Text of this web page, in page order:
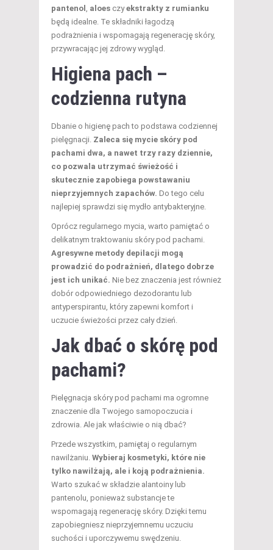
pantenol
aloes czyekstrakty z rumianku
będą idealne. Te składniki łagodzą
podrażnienia i wspomagają regenerację skóry,
przywracając jej zdrowy wygląd.
Higiena pach –
codzienna rutyna
Dbanie o higienę pach to podstawa codziennej
pielęgnacji. Zaleca się mycie skóry pod
pachami dwa, a nawet trzy razy dziennie,
co pozwala utrzymać świeżość i
skutecznie zapobiega powstawaniu
nieprzyjemnych zapachów. Do tego celu
najlepiej sprawdzi się mydło antybakteryjne.
Oprócz regularnego mycia, warto pamiętać o
delikatnym traktowaniu skóry pod pachami.
Agresywne metody depilacji mogą
prowadzić do podrażnień, dlatego dobrze
jest ich unikać. Nie bez znaczenia jest również
dobór odpowiedniego dezodorantu lub
antyperspirantu, który zapewni komfort i
uczucie świeżości przez cały dzień.
Jak dbać o skórę pod
pachami?
Pielęgnacja skóry pod pachami ma ogromne
znaczenie dla Twojego samopoczucia i
zdrowia. Ale jak właściwie o nią dbać?
Przede wszystkim, pamiętaj o regularnym
nawilżaniu. Wybieraj kosmetyki, które nie
tylko nawilżają, ale i koją podrażnienia.
Warto szukać w składzie alantoiny lub
pantenolu, ponieważ substancje te
wspomagają regenerację skóry. Dzięki temu
zapobiegniesz nieprzyjemnemu uczuciu
suchości i uporczywemu swędzeniu.